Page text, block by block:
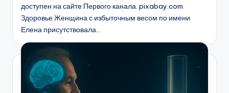
доступен на сайте Первого канала. pixabay.com
Здоровье Женщина с избыточным весом по имени
Елена присутствовала…